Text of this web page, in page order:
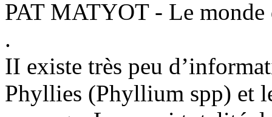
PAT MATYOT - Le monde
.
II existe très peu
Phyllies (Phyllium spp) et